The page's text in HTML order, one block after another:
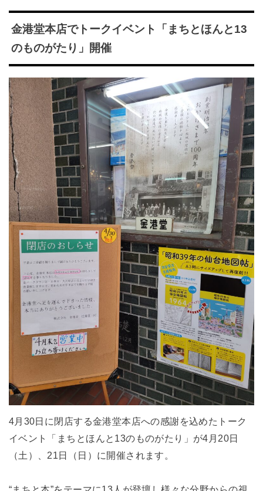
金港堂本店でトークイベント「まちとほんと13
のものがたり」開催
4月30日に閉店する金港堂本店への感謝を込めたトーク
イベント「まちとほんと13のものがたり」が4月20日
（土）、21日（日）に開催されます。